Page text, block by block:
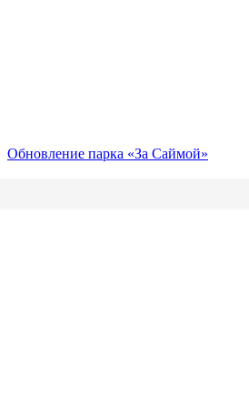
Обновление парка «За Саймой»